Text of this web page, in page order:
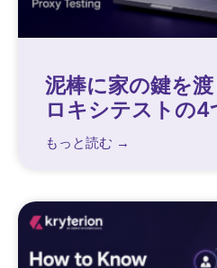
泥棒に家の鍵を
ロキシテストの4
もっと読む →